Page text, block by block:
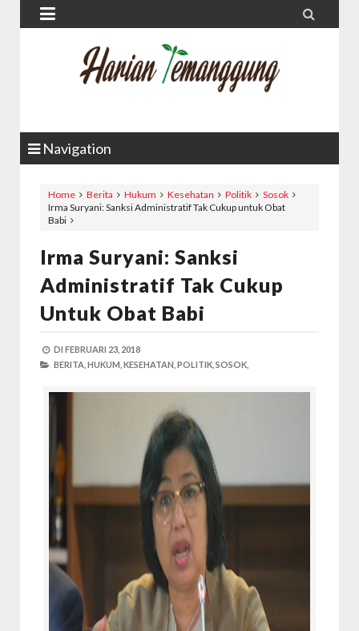
 
Navigation
Home Berita Hukum Kesehatan Politik
Sosok
Irma Suryani: Sanksi Administratif Tak Cukup untuk Obat
Babi
Irma Suryani: Sanksi
Administratif Tak Cukup
Untuk Obat Babi
DI FEBRUARI 23, 2018
BERITA, HUKUM, KESEHATAN, POLITIK, SOSOK,